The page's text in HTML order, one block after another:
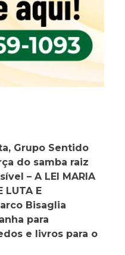
Grupo Sentido
do samba raiz
– A LEI MARIA
LUTA E
Bisaglia
para
e livros para o